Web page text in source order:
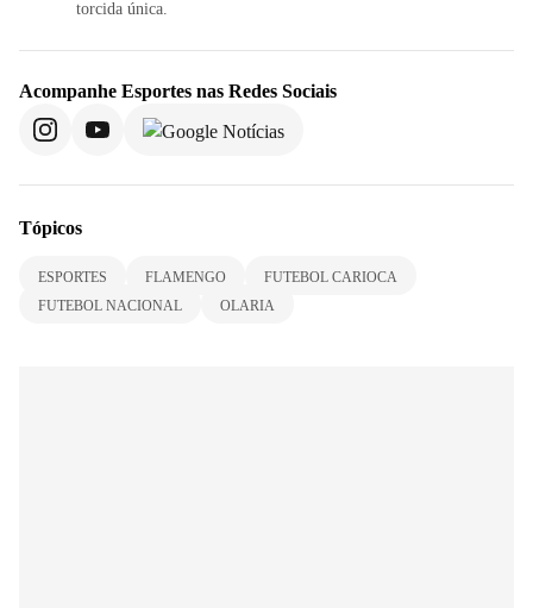
torcida única.
Acompanhe Esportes nas Redes Sociais
Tópicos
ESPORTES FLAMENGO
FUTEBOL CARIOCA
FUTEBOL NACIONAL
OLARIA